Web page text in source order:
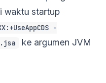
waktu startup
-
ke argumen JVM